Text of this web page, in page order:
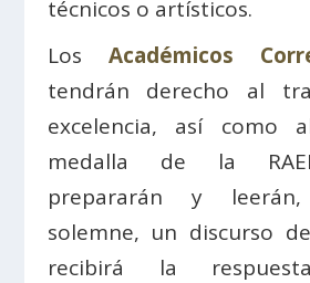
técnicos o artísticos.
Los Académicos
tendrán derecho al
excelencia, así como
medalla de la
prepararán y
solemne, un discurso
recibirá la